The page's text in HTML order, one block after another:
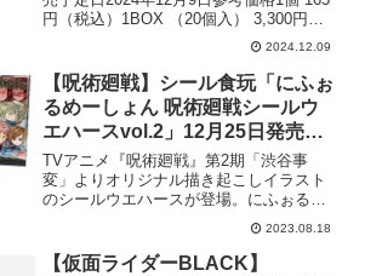
円（税込）1BOX （20個入） 3,300円
（税込）ラインナップカード 全30種メー
カーバンダイ〉Amazonで予約する商品解
説「サンリオキャラクターズ...
2024.12.09
【呪術廻戦】シール食玩「にふぉ
るめーしょん 呪術廻戦シールウ
エハースvol.2」12月25日発売。
全34種。
TVアニメ『呪術廻戦』第2期「渋谷事
変」よりオリジナル描き起こしイラスト
のシールウエハースが登場。にふぉるめ
ーしょん 呪術廻戦シールウエハースvol.2
発売予定日2023年12月25日（月）参考価
格1個 132円（税込）1BOX （20個入...
2023.08.18
【仮面ライダーBLACK】